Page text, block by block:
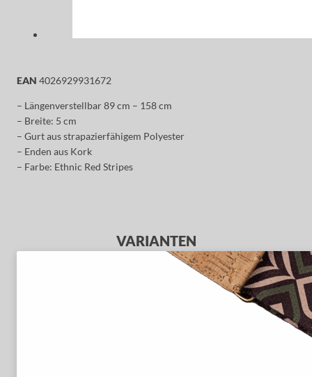
EAN 4026929931672
– Längenverstellbar 89 cm – 158 cm
– Breite: 5 cm
– Gurt aus strapazierfähigem Polyester
– Enden aus Kork
– Farbe: Ethnic Red Stripes
VARIANTEN